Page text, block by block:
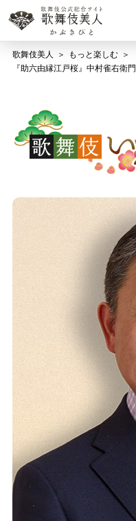
歌舞伎美人 もっと楽しむ
『助六由縁江戸桜』中村雀右衛門